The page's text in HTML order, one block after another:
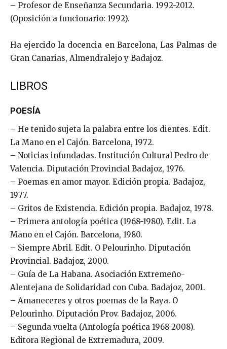
– Profesor de Enseñanza Secundaria. 1992-2012.
(Oposición a funcionario: 1992).
Ha ejercido la docencia en Barcelona, Las Palmas de
Gran Canarias, Almendralejo y Badajoz.
LIBROS
POESÍA
– He tenido sujeta la palabra entre los dientes. Edit.
La Mano en el Cajón. Barcelona, 1972.
– Noticias infundadas. Institución Cultural Pedro de
Valencia. Diputación Provincial Badajoz, 1976.
– Poemas en amor mayor. Edición propia. Badajoz,
1977.
– Gritos de Existencia. Edición propia. Badajoz, 1978.
– Primera antología poética (1968-1980). Edit. La
Mano en el Cajón. Barcelona, 1980.
– Siempre Abril. Edit. O Pelourinho. Diputación
Provincial. Badajoz, 2000.
– Guía de La Habana. Asociación Extremeño-
Alentejana de Solidaridad con Cuba. Badajoz, 2001.
– Amaneceres y otros poemas de la Raya. O
Pelourinho. Diputación Prov. Badajoz, 2006.
– Segunda vuelta (Antología poética 1968-2008).
Editora Regional de Extremadura, 2009.